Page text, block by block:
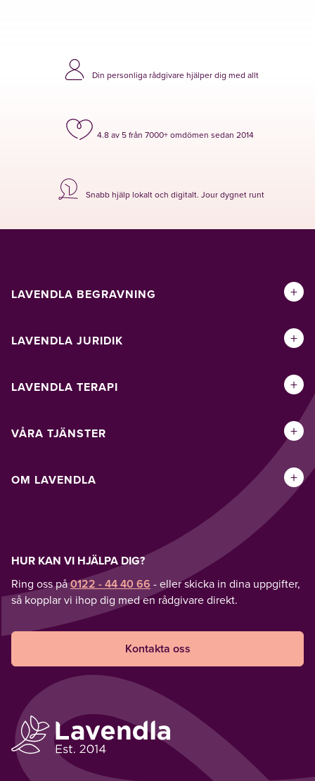
Din personliga rådgivare hjälper dig med allt
4.8 av 5 från 7000+ omdömen sedan 2014
Snabb hjälp lokalt och digitalt. Jour dygnet runt
LAVENDLA BEGRAVNING +
LAVENDLA JURIDIK +
LAVENDLA TERAPI +
VÅRA TJÄNSTER +
OM LAVENDLA +
HUR KAN VI HJÄLPA DIG?
Ring oss på0122 - 44 40 66 - eller skicka in dina uppgifter,
så kopplar vi ihop dig med en rådgivare direkt.
Kontakta oss